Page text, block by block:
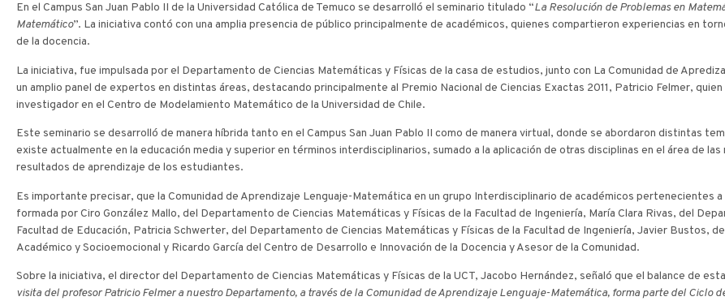
En el Campus San Juan Pablo II de la Universidad Católica de Temuco se desarrolló el seminario titulado “La Resolución de Problemas en
Matemático”. La iniciativa contó con una amplia presencia de público principalmente de académicos, quienes compartieron experiencias en
de la docencia.
La iniciativa, fue impulsada por el Departamento de Ciencias Matemáticas y Físicas de la casa de estudios, junto con La Comunidad de
un amplio panel de expertos en distintas áreas, destacando principalmente al Premio Nacional de Ciencias Exactas 2011, Patricio Felmer,
investigador en el Centro de Modelamiento Matemático de la Universidad de Chile.
Este seminario se desarrolló de manera híbrida tanto en el Campus San Juan Pablo II como de manera virtual, donde se abordaron distintas
existe actualmente en la educación media y superior en términos interdisciplinarios, sumado a la aplicación de otras disciplinas en el área de
resultados de aprendizaje de los estudiantes.
Es importante precisar, que la Comunidad de Aprendizaje Lenguaje-Matemática en un grupo Interdisciplinario de académicos pertenecientes a
formada por Ciro González Mallo, del Departamento de Ciencias Matemáticas y Físicas de la Facultad de Ingeniería, María Clara Rivas, del
Facultad de Educación, Patricia Schwerter, del Departamento de Ciencias Matemáticas y Físicas de la Facultad de Ingeniería, Javier Bustos,
Académico y Socioemocional y Ricardo García del Centro de Desarrollo e Innovación de la Docencia y Asesor de la Comunidad.
Sobre la iniciativa, el director del Departamento de Ciencias Matemáticas y Físicas de la UCT, Jacobo Hernández, señaló que el balance de
visita del profesor Patricio Felmer a nuestro Departamento, a través de la Comunidad de Aprendizaje Lenguaje-Matemática, forma parte del Ciclo